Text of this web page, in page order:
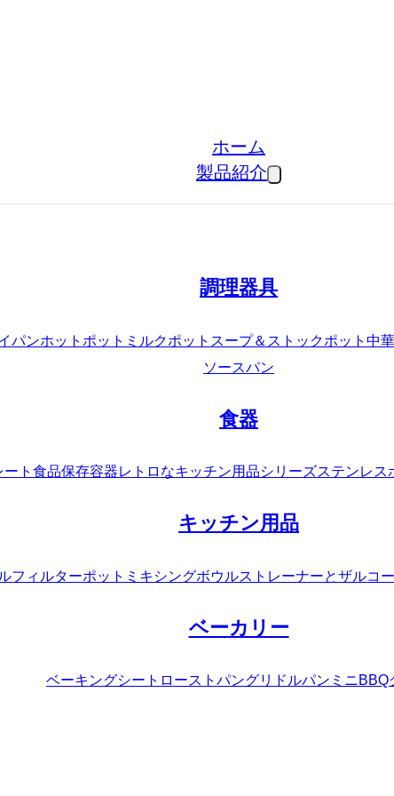
ホーム
製品紹介
調理器具
パンホットポット ミルクポット スープ＆ストックポット 中
ソースパン
食器
ート 食品保存容器レトロなキッチン用品シリーズステンレス
キッチン用品
フィルターポット ミキシングボウルストレーナーとザルコ
ベーカリー
ベーキングシート ローストパングリドルパン ミニBBQ